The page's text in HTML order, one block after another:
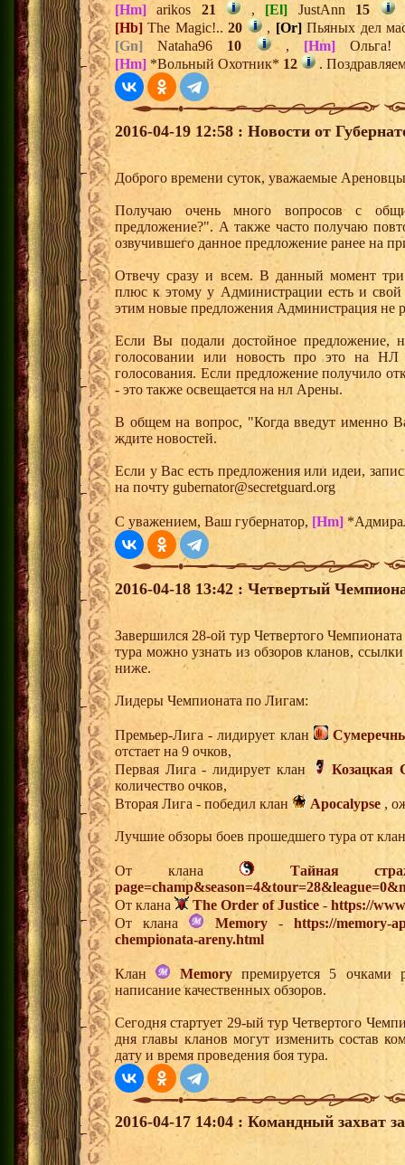
[Hm] arikos 21 , [El] JustAnn 15
[Hb] The Magic!..20 , [Or]Пьяных дел
[Gn] Nataha96 10 , [Hm]
[Hm] *Вольный Охотник* 12 .
2016-04-19 12:58 : Новости от
Доброго времени суток, уважаемые
Получаю очень много вопросов с
предложение?". А также часто получаю
озвучившего данное предложение ранее на
Отвечу сразу и всем. В данный момент
плюс к этому у Администрации есть и
этим новые предложения Администрация не
Если Вы подали достойное предложение,
голосовании или новость про это на
голосования. Если предложение получило
- это также освещается на нл Арены.
В общем на вопрос, "Когда введут именно
ждите новостей.
Если у Вас есть предложения или идеи,
на почту gubernator@secretguard.org
С уважением, Ваш губернатор, [Hm]
2016-04-18 13:42 : Четвертый
Завершился 28-ой тур Четвертого
тура можно узнать из обзоров кланов,
ниже.
Лидеры Чемпионата по Лигам:
Премьер-Лига - лидирует клан
отстает на 9 очков,
Первая Лига - лидирует клан
Козацкая
количество очков,
Вторая Лига - победил клан
Apocalypse ,
Лучшие обзоры боев прошедшего тура от
От клана
Тайная
От клана
The Order of Justice - https://
От клана
Memory-https://memory-
chempionata-areny.html
Клан Memoryпремируется 5 очками
написание качественных обзоров.
Сегодня стартует 29-ый тур Четвертого
дня главы кланов могут изменить состав
дату и время проведения боя тура.
2016-04-17 14:04 : Командный захват